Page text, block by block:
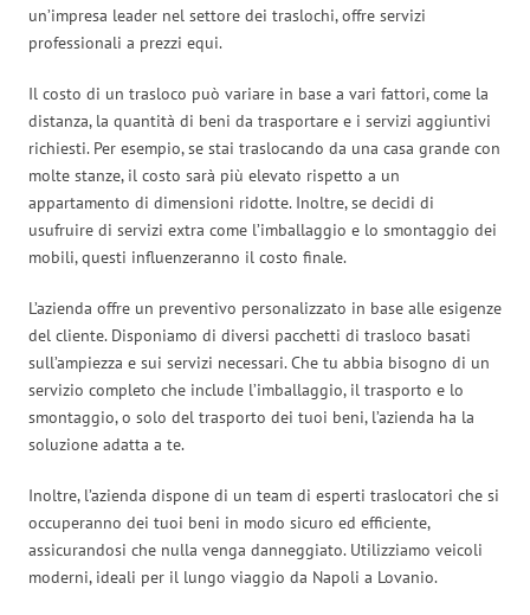
un’impresa leader nel settore dei traslochi, offre servizi
professionali a prezzi equi.
Il costo di un trasloco può variare in base a vari fattori, come la
distanza, la quantità di beni da trasportare e i servizi aggiuntivi
richiesti. Per esempio, se stai traslocando da una casa grande con
molte stanze, il costo sarà più elevato rispetto a un
appartamento di dimensioni ridotte. Inoltre, se decidi di
usufruire di servizi extra come l’imballaggio e lo smontaggio dei
mobili, questi influenzeranno il costo finale.
L’azienda offre un preventivo personalizzato in base alle esigenze
del cliente. Disponiamo di diversi pacchetti di trasloco basati
sull’ampiezza e sui servizi necessari. Che tu abbia bisogno di un
servizio completo che include l’imballaggio, il trasporto e lo
smontaggio, o solo del trasporto dei tuoi beni, l’azienda ha la
soluzione adatta a te.
Inoltre, l’azienda dispone di un team di esperti traslocatori che si
occuperanno dei tuoi beni in modo sicuro ed efficiente,
assicurandosi che nulla venga danneggiato. Utilizziamo veicoli
moderni, ideali per il lungo viaggio da Napoli a Lovanio.